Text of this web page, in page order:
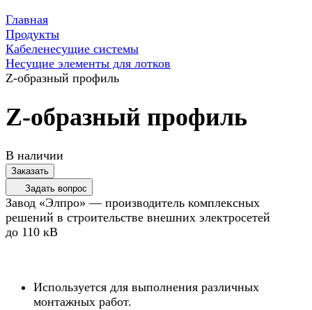
Главная
Продукты
Кабеленесущие системы
Несущие элементы для лотков
Z-образный профиль
Z-образный профиль
В наличии
Заказать
Задать вопрос
Завод «Элпро» — производитель комплексных
решений в строительстве внешних электросетей
до 110 кВ
Используется для выполнения различных
монтажных работ.